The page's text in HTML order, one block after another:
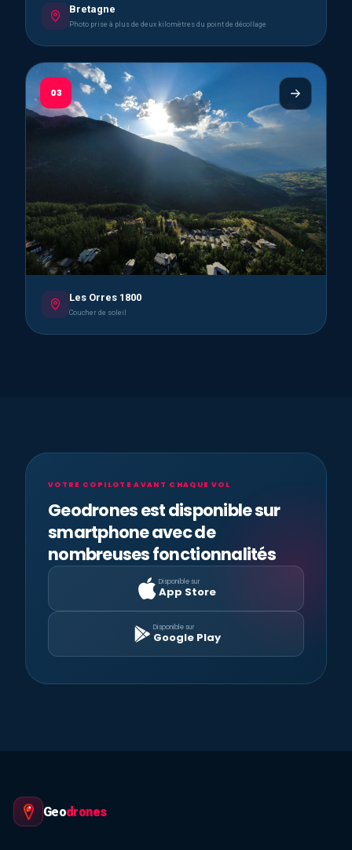
Bretagne
Photo prise à plus de deux kilomètres du point de décollage
03
Les Orres 1800
Coucher de soleil
VOTRE COPILOTE AVANT CHAQUE VOL
Geodrones est disponible sur
smartphone avec de
nombreuses fonctionnalités
Disponible sur
App Store
Disponible sur
Google Play
Geodrones